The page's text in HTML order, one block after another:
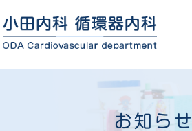
お知らせ